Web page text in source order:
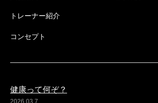
トレーナー紹介
コンセプト
健康って何ぞ？